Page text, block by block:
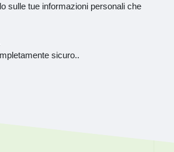
sulle tue informazioni personali che
sicuro..